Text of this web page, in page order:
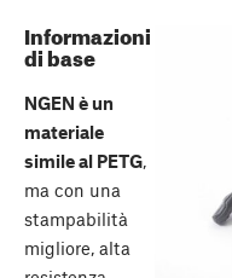
Informazioni
di base
NGEN è un
materiale
simile al PETG,
ma con una
stampabilità
migliore, alta